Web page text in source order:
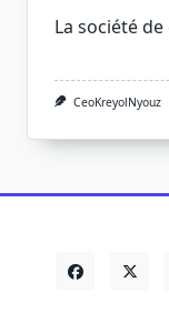
La société
CeoKreyolNyouz